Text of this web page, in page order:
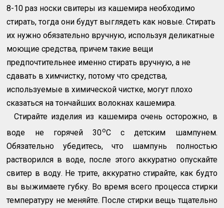
8-10 раз носки свитеры из кашемира необходимо
стирать, тогда они будут выглядеть как новые. Стирать
их нужно обязательно вручную, используя деликатные
моющие средства, причем такие вещи
предпочтительнее именно стирать вручную, а не
сдавать в химчистку, потому что средства,
используемые в химической чистке, могут плохо
сказаться на тончайших волокнах кашемира.
Стирайте изделия из кашемира очень осторожно, в
воде не горячей 30оС с детским шампунем.
Обязательно убедитесь, что шампунь полностью
растворился в воде, после этого аккуратно опускайте
свитер в воду. Не трите, аккуратно стирайте, как будто
вы выжимаете губку. Во время всего процесса стирки
температуру не меняйте. После стирки вещь тщательно